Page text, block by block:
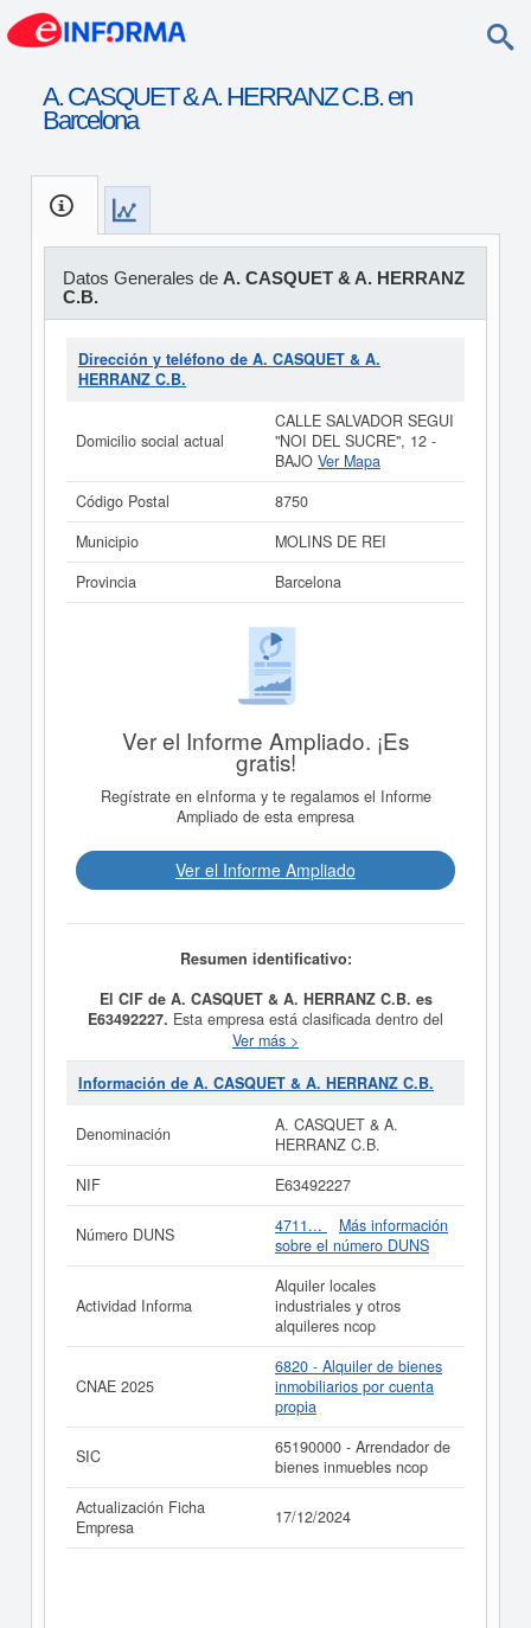
A. CASQUET & A. HERRANZ C.B. en
Barcelona
Datos Generales de A. CASQUET & A. HERRANZ
C.B.
Dirección y teléfono de A. CASQUET & A.
HERRANZ C.B.
Domicilio social actual
CALLE SALVADOR SEGUI
"NOI DEL SUCRE", 12 -
BAJO Ver Mapa
Código Postal
8750
Municipio
MOLINS DE REI
Provincia
Barcelona
Ver el Informe Ampliado. ¡Es
gratis!
Regístrate en eInforma y te regalamos el Informe
Ampliado de esta empresa
Ver el Informe Ampliado
Resumen identificativo:
El CIF de A. CASQUET & A. HERRANZ C.B. es
E63492227. Esta empresa está clasificada dentro del
CNAE en la categoría 6820 - Alquiler de bienes
inmobiliarios por cuenta propia.A. CASQUET & A.
HERRANZ C.B. se encuentra dentro de la clasificación
informarse de qué subvenciones puede solicitar esta
empresa.
Si está interesado en conocer más datos de la empresa
A. CASQUET & A. HERRANZ C.B. puede
inmediatamente a este Informe ampliado de A.
CASQUET & A. HERRANZ C.B. y consultar los
resultados de sus años de actividad, así como los
balances y cuentas de resultados disponibles.
La última actualización del informe de empresa se ha
realizado el 17/12/2024.
Ver más >
Información de A. CASQUET & A. HERRANZ C.B.
Denominación
A. CASQUET & A.
HERRANZ C.B.
NIF
E63492227
Número DUNS 4711...
Más información
sobre el número DUNS
Actividad Informa
Alquiler locales
industriales y otros
alquileres ncop
CNAE 2025
6820 - Alquiler de bienes
inmobiliarios por cuenta
propia
SIC
65190000 - Arrendador de
bienes inmuebles ncop
Actualización Ficha
Empresa
17/12/2024